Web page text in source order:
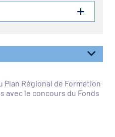
Plan Régional de Formation
avec le concours du Fonds